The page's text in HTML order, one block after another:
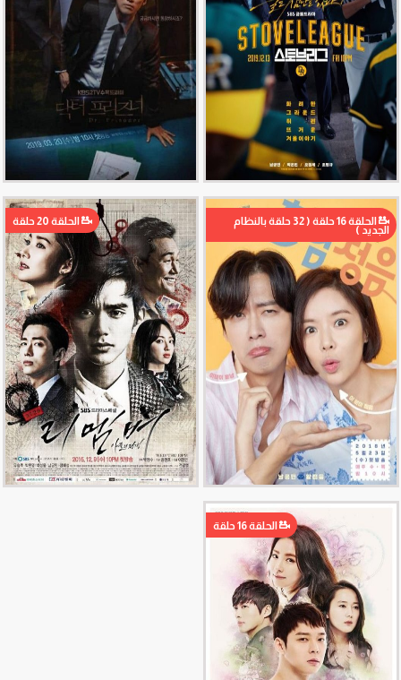
الحلقة 16 حلقة ( 32 حلقة بالنظام
الجديد )
الحلقة 20 حلقة
الحلقة 16 حلقة